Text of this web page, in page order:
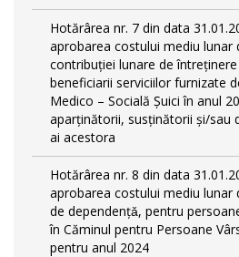
Hotărârea nr. 7 din data
aprobarea costului mediu lunar
contribuției lunare de
beneficiarii serviciilor furnizate
Medico – Socială Șuici în anul
aparținătorii, susținătorii și/sau
ai acestora
Hotărârea nr. 8 din data
aprobarea costului mediu lunar
de dependențǎ, pentru
în Căminul pentru Persoane
pentru anul 2024